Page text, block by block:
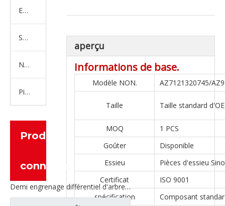
Embrayage Série
Série de bras de réglage
Nouvelles pièces de camion d'énergie
Pièces de moteur
Produits
connexes
Demi engrenage différentiel d'arbre pour les pièces de rechange 2SCE0001M0-4 de camion de Ford
aperçu
Informations de base.
Modèle NON. AZ7121320745/
Taille Taille standard
MOQ
1 PCS
Goûter
Disponible
Essieu
Pièces d'essieu
Certificat
ISO 9001
spécification
Composant